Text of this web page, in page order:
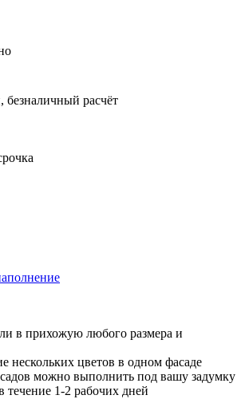
расчёт
в прихожую любого размера и
нескольких цветов в одном фасаде
можно выполнить под вашу задумку
течение 1-2 рабочих дней